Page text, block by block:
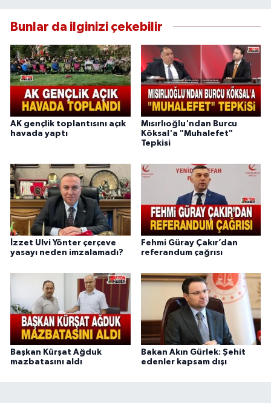
Bunlar da ilginizi çekebilir
AK gençlik toplantısını açık
havada yaptı
Mısırlıoğlu'ndan Burcu
Köksal'a "Muhalefet"
Tepkisi
İzzet Ulvi Yönter çerçeve
yasayı neden imzalamadı?
Fehmi Güray Çakır’dan
referandum çağrısı
Başkan Kürşat Ağduk
mazbatasını aldı
Bakan Akın Gürlek: Şehit
edenler kapsam dışı